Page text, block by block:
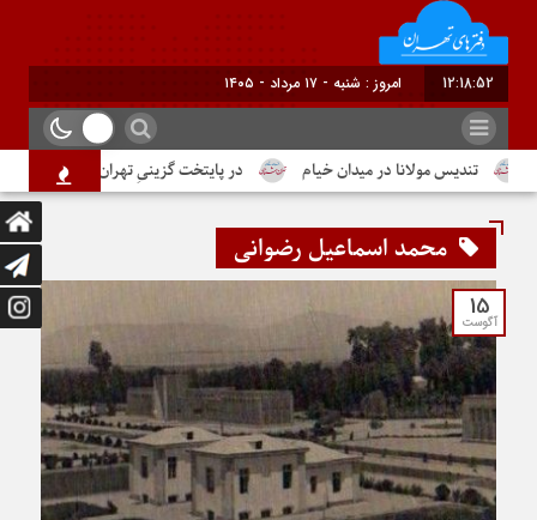
12:18:52 امروز : شنبه - ۱۷ مرداد - ۱۴۰۵
تندیس مولانا در میدان خیام در پایتخت گزینیِ تهران
محمد اسماعیل رضوانی
15
آگوست